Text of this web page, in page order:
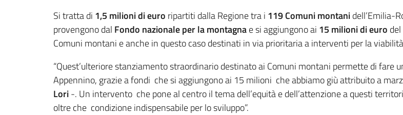
Si tratta di 1,5 milioni di euro ripartiti dalla Regione tra i 119 Comuni montanidell’Emilia-
provengono dal Fondo nazionale per la montagnae si aggiungono ai 15 milioni di euro del
Comuni montani e anche in questo caso destinati in via prioritaria a interventi per la
“Quest’ulteriore stanziamento straordinario destinato ai Comuni montani permette di fare
Appennino, grazie a fondi che si aggiungono ai 15 milioni che abbiamo giù attribuito a
Lori-. Un intervento che pone al centro il tema dell’equità e dell’attenzione a questi
oltre che condizione indispensabile per lo sviluppo”.